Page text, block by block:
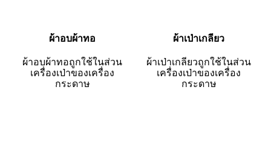
ผ้าอบผ้าทอ
ผ้าอบผ้าทอถูกใช้ในส่วน
เครื่องเป่าของเครื่อง
กระดาษ
ผ้าเป่าเกลียว
ผ้าเป่าเกลียวถูกใช้ในส่วน
เครื่องเป่าของเครื่อง
กระดาษ